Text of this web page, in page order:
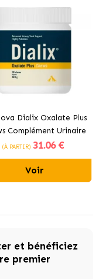
Dialix Oxalate Plus
Complément Urinaire
pour Chiens et Chats
(À PARTIR) 31.06 €
Voir
et bénéficiez
premier